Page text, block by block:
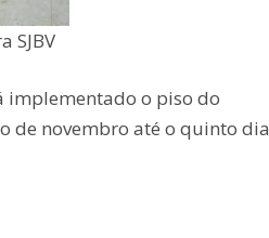
SJBV
implementado o piso do
de novembro até o quinto dia